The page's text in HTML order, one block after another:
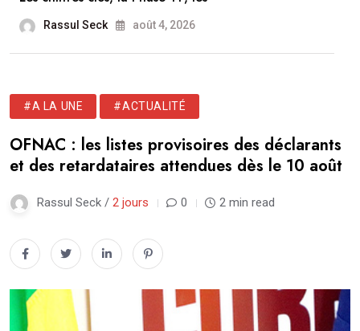
Rassul Seck août 4, 2026
#A LA UNE #ACTUALITÉ
OFNAC : les listes provisoires des déclarants
et des retardataires attendues dès le 10 août
Rassul Seck / 2 jours 0 2 min read